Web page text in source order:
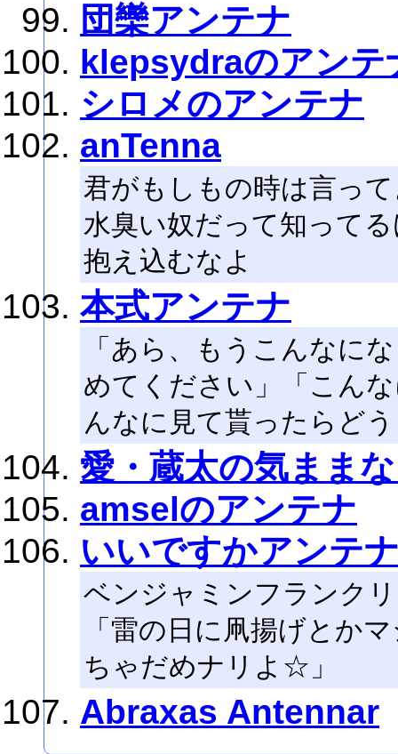
団欒アンテナ
klepsydraのアンテ
シロメのアンテナ
anTenna
君がもしもの時は言っ
水臭い奴だって知って
抱え込むなよ
本式アンテナ
「あら、もうこんなに
めてください」「こん
んなに見て貰ったらど
愛・蔵太の気まま
amselのアンテナ
いいですかアンテ
ベンジャミンフランク
「雷の日に凧揚げとか
ちゃだめナリよ☆」
Abraxas Antennar